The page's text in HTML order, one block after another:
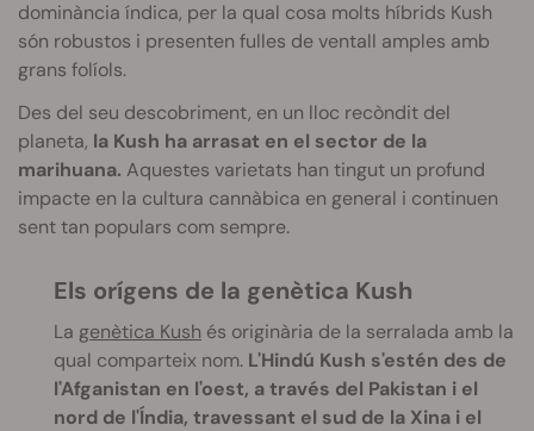
dominància índica, per la qual cosa molts híbrids Kush
són robustos i presenten fulles de ventall amples amb
grans folíols.
Des del seu descobriment, en un lloc recòndit del
planeta, la Kush ha arrasat en el sector de la
marihuana. Aquestes varietats han tingut un profund
impacte en la cultura cannàbica en general i continuen
sent tan populars com sempre.
Els orígens de la genètica Kush
La genètica Kush és originària de la serralada amb la
qual comparteix nom. L'Hindú Kush s'estén des de
l'Afganistan en l'oest, a través del Pakistan i el
nord de l'Índia, travessant el sud de la Xina i el